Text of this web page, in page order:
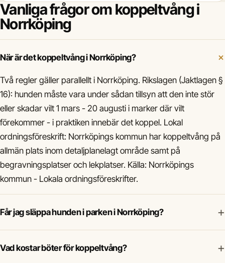
Vanliga frågor om koppeltvång i
Norrköping
När är det koppeltvång i Norrköping?
Två regler gäller parallellt i Norrköping. Rikslagen (Jaktlagen §
16): hunden måste vara under sådan tillsyn att den inte stör
eller skadar vilt 1 mars - 20 augusti i marker där vilt
förekommer - i praktiken innebär det koppel. Lokal
ordningsföreskrift: Norrköpings kommun har koppeltvång på
allmän plats inom detaljplanelagt område samt på
begravningsplatser och lekplatser. Källa: Norrköpings
kommun - Lokala ordningsföreskrifter.
Får jag släppa hunden i parken i Norrköping? +
Vad kostar böter för koppeltvång? +